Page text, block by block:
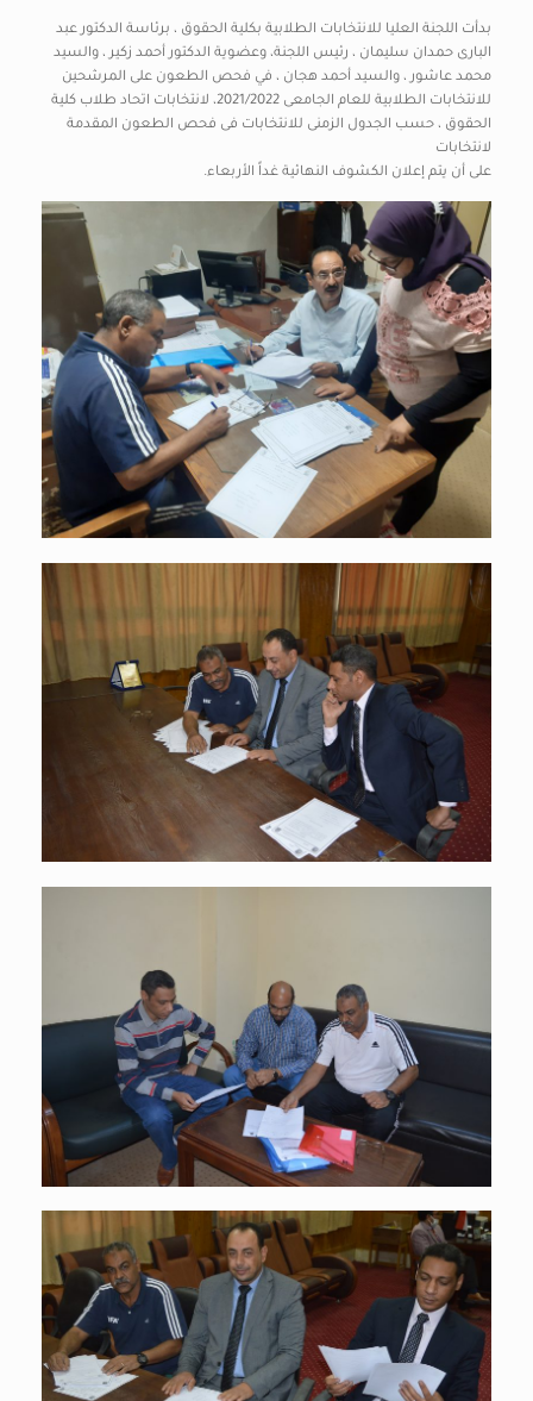
بدأت اللجنة العليا للانتخابات الطلابية بكلية الحقوق ، برئاسة الدكتور عبد
البارى حمدان سليمان ، رئيس اللجنة، وعضوية الدكتور أحمد زكير ، والسيد
محمد عاشور ، والسيد أحمد هجان ، في فحص الطعون على المرشحين
للانتخابات الطلابية للعام الجامعى 2021/2022، لانتخابات اتحاد طلاب كلية
الحقوق ، حسب الجدول الزمنى للانتخابات فى فحص الطعون المقدمة
لانتخابات
على أن يتم إعلان الكشوف النهائية غداً الأربعاء.